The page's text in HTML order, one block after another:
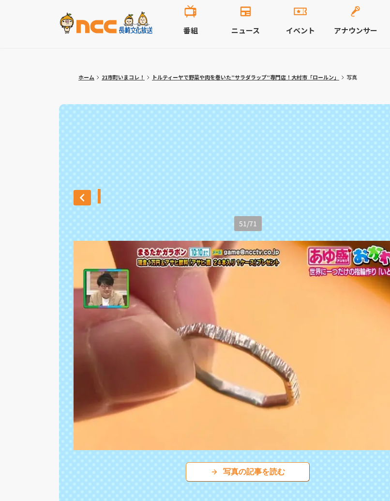
番組 ニュース イベント アナウンサー
ホーム 21市町いまコレ！ トルティーヤで野菜や肉を巻いた”サラダラップ”専門店！大村市「ロールン」 写真
51 /71
写真の記事を読む